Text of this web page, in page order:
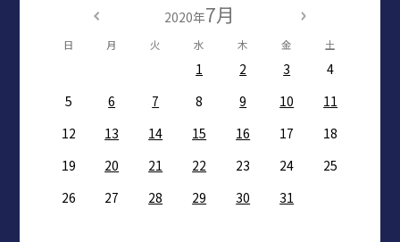
2020年7月
日 月 火 水 木 金 土
1 2 3
4
5
6 7 8 9 10
11
12
13 14 15 16 17
18
19
20 21 22 23 24
25
26
27 28 29 30 31